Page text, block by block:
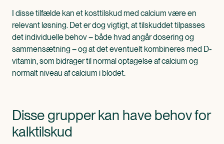
I disse tilfælde kan et kosttilskud med calcium være en
relevant løsning. Det er dog vigtigt, at tilskuddet tilpasses
det individuelle behov – både hvad angår dosering og
sammensætning – og at det eventuelt kombineres med D-
vitamin, som bidrager til normal optagelse af calcium og
normalt niveau af calcium i blodet.
Disse grupper kan have behov for
kalktilskud